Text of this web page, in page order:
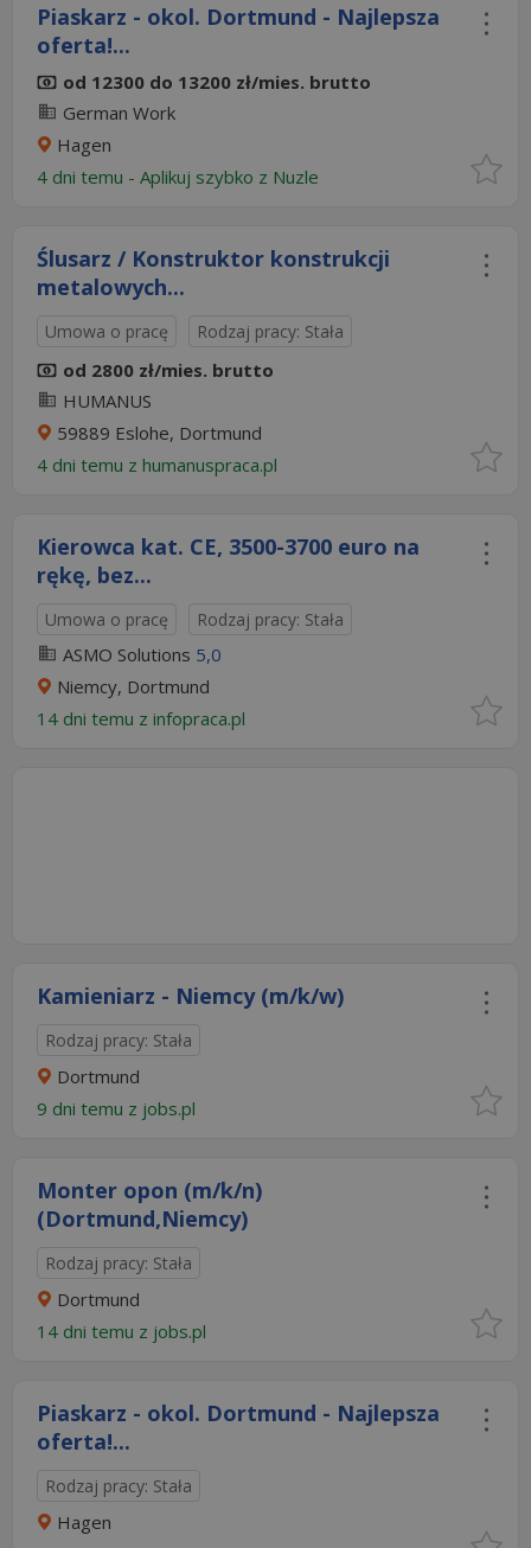
Piaskarz - okol. Dortmund - Najlepsza
oferta!...
od 12300 do 13200 zł/mies. brutto
German Work
Hagen
4 dni temu - Aplikuj szybko z Nuzle
Ślusarz / Konstruktor konstrukcji
metalowych...
Umowa o pracę Rodzaj pracy: Stała
od 2800 zł/mies. brutto
HUMANUS
59889 Eslohe, Dortmund
4 dni temu z humanuspraca.pl
Kierowca kat. CE, 3500-3700 euro na
rękę, bez...
Umowa o pracę Rodzaj pracy: Stała
ASMO Solutions 5,0
Niemcy, Dortmund
14 dni temu z infopraca.pl
Kamieniarz - Niemcy (m/k/w)
Rodzaj pracy: Stała
Dortmund
9 dni temu z jobs.pl
Monter opon (m/k/n)
(Dortmund,Niemcy)
Rodzaj pracy: Stała
Dortmund
14 dni temu z jobs.pl
Piaskarz - okol. Dortmund - Najlepsza
oferta!...
Rodzaj pracy: Stała
Hagen